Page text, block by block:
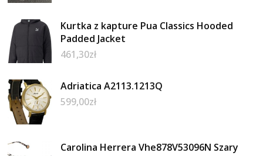
Kurtka z kapture Pua Classics Hooded
Padded Jacket
461,30zł
Adriatica A2113.1213Q
599,00zł
Carolina Herrera Vhe878V53096N Szary